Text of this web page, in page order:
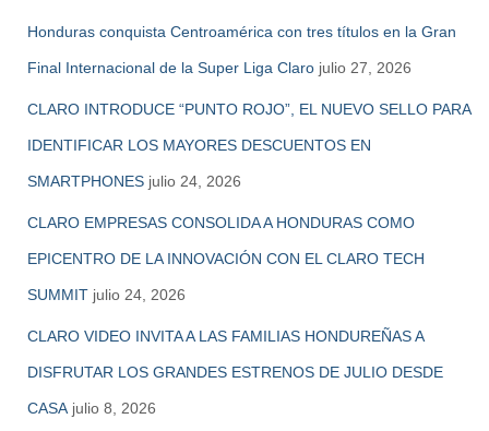
Honduras conquista Centroamérica con tres títulos en la Gran
Final Internacional de la Super Liga Claro julio 27, 2026
CLARO INTRODUCE “PUNTO ROJO”, EL NUEVO SELLO PARA
IDENTIFICAR LOS MAYORES DESCUENTOS EN
SMARTPHONES julio 24, 2026
CLARO EMPRESAS CONSOLIDA A HONDURAS COMO
EPICENTRO DE LA INNOVACIÓN CON EL CLARO TECH
SUMMIT julio 24, 2026
CLARO VIDEO INVITA A LAS FAMILIAS HONDUREÑAS A
DISFRUTAR LOS GRANDES ESTRENOS DE JULIO DESDE
CASA julio 8, 2026